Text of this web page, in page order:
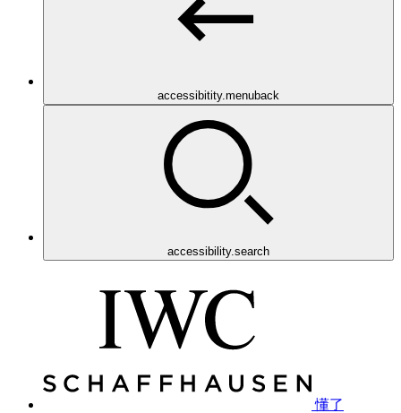
accessibitity.menuback
accessibility.search
懂了